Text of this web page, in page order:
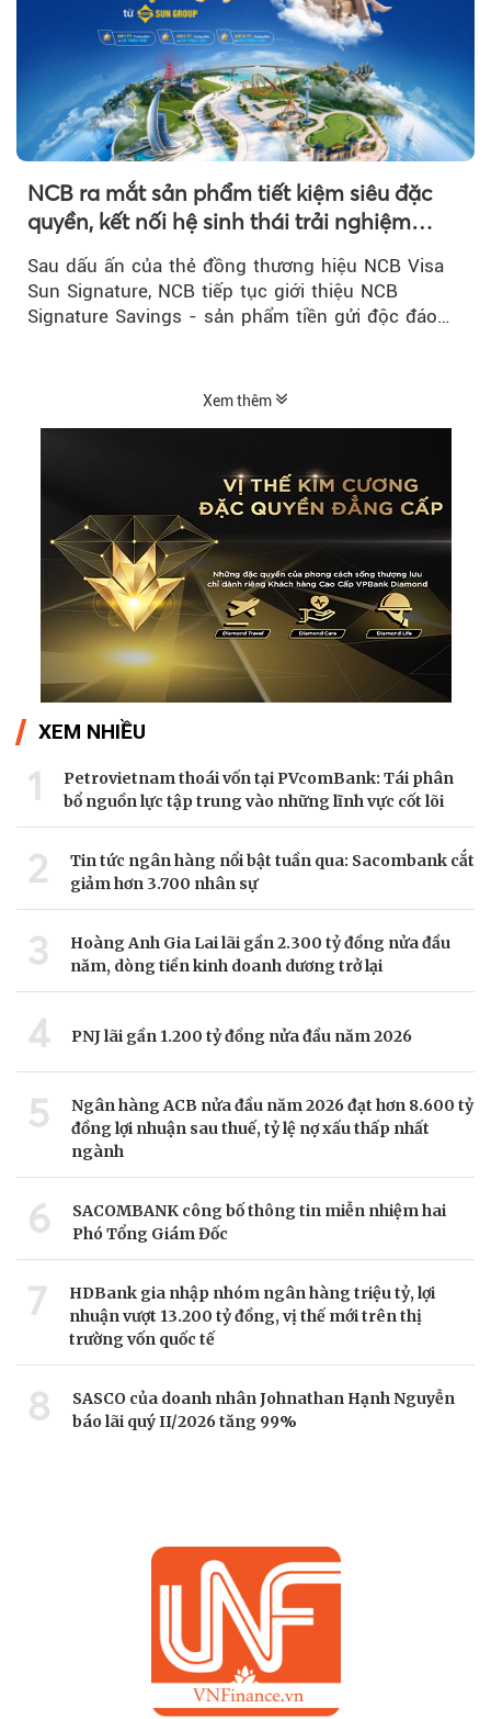
NCB ra mắt sản phẩm tiết kiệm siêu đặc
quyền, kết nối hệ sinh thái trải nghiệm
hàng đầu Việt Nam
Sau dấu ấn của thẻ đồng thương hiệu NCB Visa
Sun Signature, NCB tiếp tục giới thiệu NCB
Signature Savings - sản phẩm tiền gửi độc đáo
Xem thêm
XEM NHIỀU
1
Petrovietnam thoái vốn tại PVcomBank: Tái phân
bổ nguồn lực tập trung vào những lĩnh vực cốt lõi
2
Tin tức ngân hàng nổi bật tuần qua: Sacombank cắt
giảm hơn 3.700 nhân sự
3
Hoàng Anh Gia Lai lãi gần 2.300 tỷ đồng nửa đầu
năm, dòng tiền kinh doanh dương trở lại
4 PNJ lãi gần 1.200 tỷ đồng nửa đầu năm 2026
5
Ngân hàng ACB nửa đầu năm 2026 đạt hơn 8.600 tỷ
đồng lợi nhuận sau thuế, tỷ lệ nợ xấu thấp nhất
ngành
6
SACOMBANK công bố thông tin miễn nhiệm hai
Phó Tổng Giám Đốc
7
HDBank gia nhập nhóm ngân hàng triệu tỷ, lợi
nhuận vượt 13.200 tỷ đồng, vị thế mới trên thị
trường vốn quốc tế
8
SASCO của doanh nhân Johnathan Hạnh Nguyễn
báo lãi quý II/2026 tăng 99%